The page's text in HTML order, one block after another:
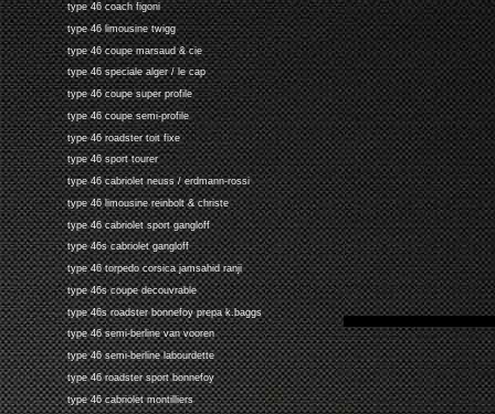
type 46 coach figoni
type 46 limousine twigg
type 46 coupe marsaud & cie
type 46 speciale alger / le cap
type 46 coupe super profile
type 46 coupe semi-profile
type 46 roadster toit fixe
type 46 sport tourer
type 46 cabriolet neuss / erdmann-rossi
type 46 limousine reinbolt & christe
type 46 cabriolet sport gangloff
type 46s cabriolet gangloff
type 46 torpedo corsica jamsahid ranji
type 46s coupe decouvrable
type 46s roadster bonnefoy prepa k.baggs
type 46 semi-berline van vooren
type 46 semi-berline labourdette
type 46 roadster sport bonnefoy
type 46 cabriolet montilliers